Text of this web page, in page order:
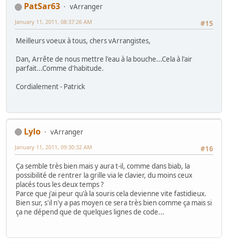
PatSar63
vArranger
#15
January 11, 2011, 08:37:26 AM
Meilleurs voeux à tous, chers vArrangistes,
Dan, Arrête de nous mettre l'eau à la bouche...Cela à l'air
parfait...Comme d'habitude.
Cordialement - Patrick
Lylo
vArranger
#16
January 11, 2011, 09:30:32 AM
Ça semble très bien mais y aura t-il, comme dans biab, la
possibilité de rentrer la grille via le clavier, du moins ceux
placés tous les deux temps ?
Parce que j'ai peur qu'à la souris cela devienne vite fastidieux.
Bien sur, s'il n'y a pas moyen ce sera très bien comme ça mais si
ça ne dépend que de quelques lignes de code...